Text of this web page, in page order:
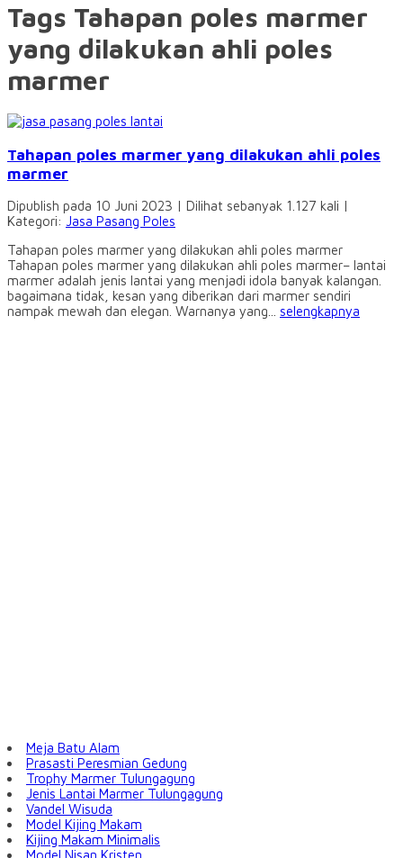
Tags Tahapan poles marmer
yang dilakukan ahli poles
marmer
Tahapan poles marmer yang dilakukan ahli poles
marmer
Dipublish pada 10 Juni 2023 | Dilihat sebanyak 1.127 kali |
Kategori: Jasa Pasang Poles
Tahapan poles marmer yang dilakukan ahli poles marmer
Tahapan poles marmer yang dilakukan ahli poles marmer– lantai
marmer adalah jenis lantai yang menjadi idola banyak kalangan.
bagaimana tidak, kesan yang diberikan dari marmer sendiri
nampak mewah dan elegan. Warnanya yang... selengkapnya
Meja Batu Alam
Prasasti Peresmian Gedung
Trophy Marmer Tulungagung
Jenis Lantai Marmer Tulungagung
Vandel Wisuda
Model Kijing Makam
Kijing Makam Minimalis